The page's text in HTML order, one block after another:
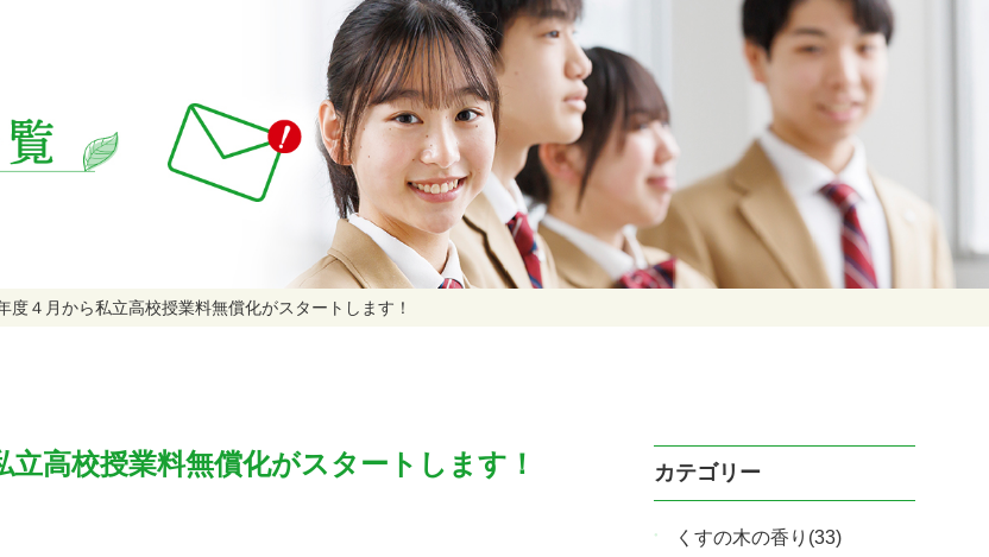
度４月から私立高校授業料無償化がスタートします！
高校授業料無償化がスタートします！ カテゴリー
くすの木の香り(33)